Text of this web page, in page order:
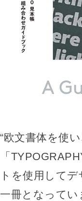
“欧文書体を使
「
トを使用して
一冊となってい